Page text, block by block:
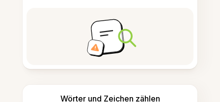
Wörter und Zeichen zählen